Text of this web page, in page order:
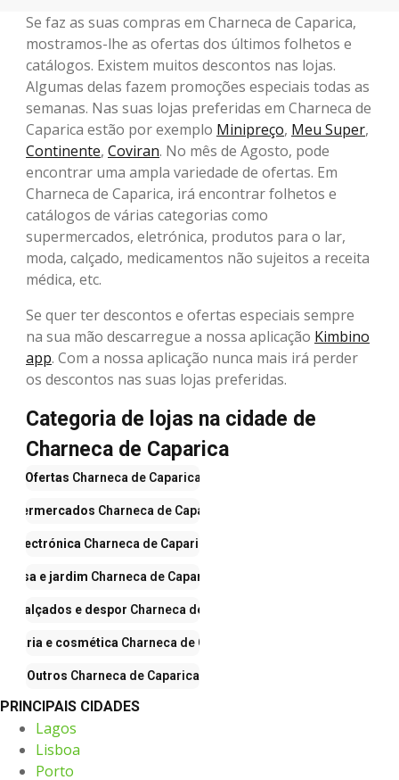
Se faz as suas compras em Charneca de Caparica,
mostramos-lhe as ofertas dos últimos folhetos e
catálogos. Existem muitos descontos nas lojas.
Algumas delas fazem promoções especiais todas as
semanas. Nas suas lojas preferidas em Charneca de
Caparica estão por exemplo Minipreço, Meu Super,
Continente, Coviran. No mês de Agosto, pode
encontrar uma ampla variedade de ofertas. Em
Charneca de Caparica, irá encontrar folhetos e
catálogos de várias categorias como
supermercados, eletrónica, produtos para o lar,
moda, calçado, medicamentos não sujeitos a receita
médica, etc.
Se quer ter descontos e ofertas especiais sempre
na sua mão descarregue a nossa aplicação Kimbino
app. Com a nossa aplicação nunca mais irá perder
os descontos nas suas lojas preferidas.
Categoria de lojas na cidade de
Charneca de Caparica
Ofertas Charneca de Caparica
Charneca de Caparica
Electrónica Charneca de Caparica
Casa e jardim Charneca de Caparica
calçados e despor Charneca de Caparica
e cosmética Charneca de Caparica
Outros Charneca de Caparica
PRINCIPAIS CIDADES
Lagos
Lisboa
Porto